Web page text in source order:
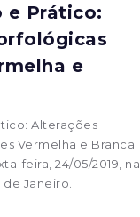
e Prático:
e
Alterações
Vermelha e Branca
feira, 24/05/2019, na
Janeiro.